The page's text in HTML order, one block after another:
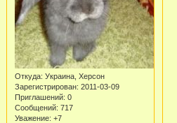
Откуда: Украина, Херсон
Зарегистрирован: 2011-03-09
Приглашений: 0
Сообщений: 717
Уважение: +7